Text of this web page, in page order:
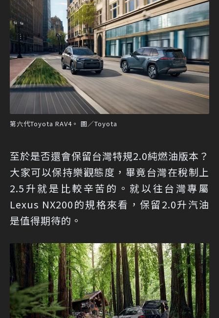
第六代Toyota RAV4。 圖／Toyota
至於是否還會保留台灣特規2.0純燃油版本？
大家可以保持樂觀態度，畢竟台灣在稅制上
2.5升就是比較辛苦的。就以往台灣專屬
Lexus NX200的規格來看，保留2.0升汽油
是值得期待的。